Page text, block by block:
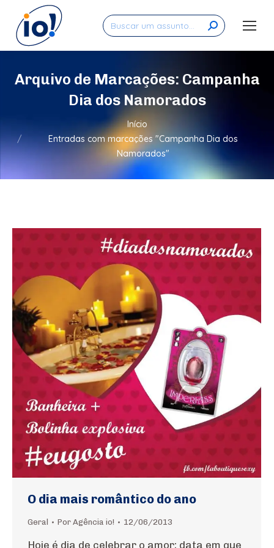
Search:
Arquivo de Marcações: Campanha
Dia dos Namorados
Início
Entradas com marcações "Campanha Dia dos
Namorados"
O dia mais romântico do ano
Geral Por Agência io! 12/06/2013
Hoje é dia de celebrar o amor; data em que